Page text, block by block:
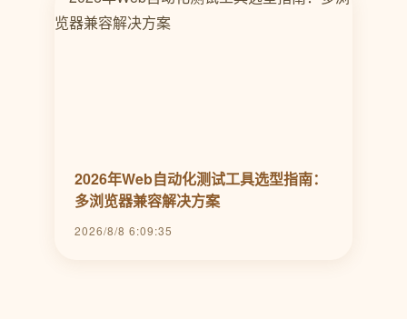
2026年Web自动化测试工具选型指南：
多浏览器兼容解决方案
2026/8/8 6:09:35